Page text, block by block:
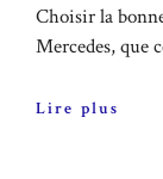
Choisir la
Mercedes, que
Lire plus